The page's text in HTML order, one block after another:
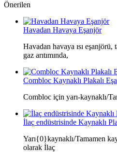
Önerilen
Havadan Havaya Eşanjör
Havadan havaya ısı
gaz arıtımında,
Combloc Kaynaklı Plakalı
Combloc için yarı-kaynaklı/
İlaç endüstrisinde Kaynaklı
Yarı{0}kaynaklı/Tamamen
olarak İlaç